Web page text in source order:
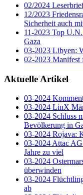
02/2024
12/2023
Sicherheit auch
11-2023 Top
Gaza
03-2023 Libyen:
02-2023 Manifest
Aktuelle Artikel
03-2024
03-2024 LinX
03-2024 Schluss
Bevölkerung in
03-2024 Rojava:
03-2024 Attac
Jahre zu viel
03-2024
überwinden
03-2024
ab